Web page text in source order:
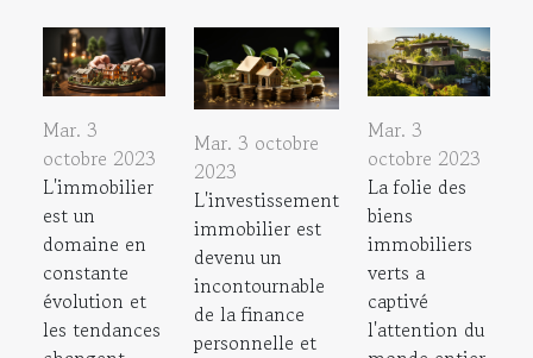
Mar. 3
octobre 2023
L'immobilier
est un
domaine en
constante
évolution et
les tendances
Mar. 3 octobre
2023
L'investissement
immobilier est
devenu un
incontournable
de la finance
personnelle et
Mar. 3
octobre 2023
La folie des
biens
immobiliers
verts a
captivé
l'attention du